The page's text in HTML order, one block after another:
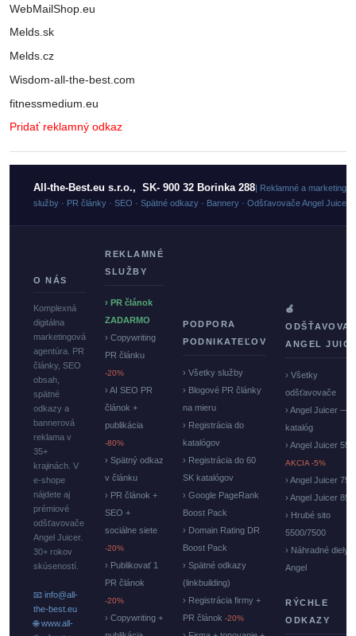
WebMailShop.eu
Melds.sk
Melds.cz
Wisdom-all-the-best.com
fitnessmedium.eu
Pridať reklamný odkaz
All-the-Best.eu s.r.o., SK- 900 32 Borinka 288 | Reklamné a
služby · PR články · SEO · Spätné odkazy · Bannery · Odšťavovače Angel Juicer
O NÁS
Komplexná
digitálna
marketingová
agentúra. PR
články, SEO
obsah,
spätné
odkazy a
bannerová
reklama v
35+
krajinách. V
e-shope
nájdete aj
prémiové
odšťavovače
Angel Juicer.
30+ rokov
skúseností.
📧 info@all-
the-best.eu
🌐 www.all-
REKLAMNÉ
SLUŽBY
› PR článok
ZADARMO
› Copywriting
PR článku
-20%
› AI SEO PR
článok +
publikácia
-80%
› Spätný odkaz
v článku
› PR článok +
SEO +
sociálne siete
-20%
› Publikovať 1
PR článok
-20%
› Copywriting +
PODPORA
PODNIKATEĽOV
› Všetky služby
› Blogové PR články
na mieru
› Registrácia do
katalógov
› Registrácia do 60
SK katalógov
› Google PageRank
Boost Pack
› Domain Rating DR
Boost Pack
› Spätné odkazy
(linkbuilding)
› Registrácia firmy +
PR článok -20%
🍏
ANGEL
› Všetky
odšťavovače
› Angel Juicer —
katalóg
› Angel Juicer
AKCIA -5%
› Angel Juicer
› Angel Juicer
› Hrubé sito
5500/7500
› Náhradné diely
Angel
RÝCHLE
ODKAZY